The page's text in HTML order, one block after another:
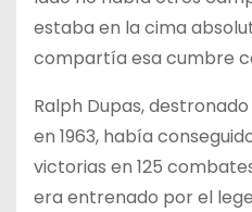
estaba en la cima
compartía esa cumbre
Ralph Dupas,
en 1963, había
victorias en 125
era entrenado por el